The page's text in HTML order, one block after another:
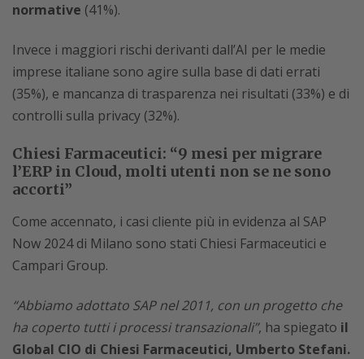
normative (41%).
Invece i maggiori rischi derivanti dall’AI per le medie
imprese italiane sono agire sulla base di dati errati
(35%), e mancanza di trasparenza nei risultati (33%) e di
controlli sulla privacy (32%).
Chiesi Farmaceutici: “9 mesi per migrare
l’ERP in Cloud, molti utenti non se ne sono
accorti”
Come accennato, i casi cliente più in evidenza al SAP
Now 2024 di Milano sono stati Chiesi Farmaceutici e
Campari Group.
“Abbiamo adottato SAP nel 2011, con un progetto che
ha coperto tutti i processi transazionali”, ha spiegato il
Global CIO di Chiesi Farmaceutici, Umberto Stefani.